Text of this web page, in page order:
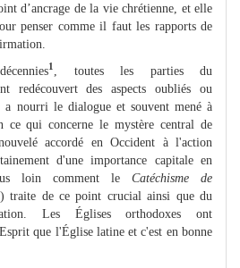
d’ancrage de la vie chrétienne, et elle
penser comme il faut les rapports de
1
, toutes les parties du
redécouvert des aspects oubliés ou
nourri le dialogue et souvent mené à
ce qui concerne le mystère central de
accordé en Occident à l'action
d'une importance capitale en
loin comment le Catéchisme de
traite de ce point crucial ainsi que du
Les Églises orthodoxes ont
que l'Église latine et c'est en bonne